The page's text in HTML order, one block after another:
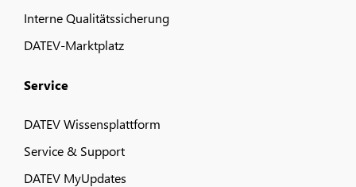
Interne Qualitätssicherung
DATEV-Marktplatz
Service
DATEV Wissensplattform
Service & Support
DATEV MyUpdates